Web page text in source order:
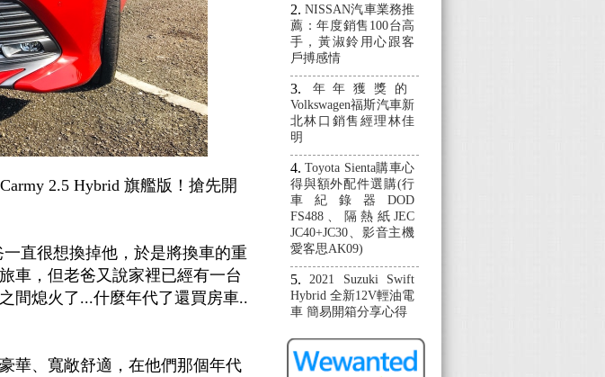
2.5 Hybrid 旗艦版！搶先開
直很想換掉他，於是將換車的重
車，但老爸又說家裡已經有一台
間熄火了...什麼年代了還買房車..
華、寬敞舒適，在他們那個年代
NISSAN汽車業務推
薦：年度銷售100台高
手，黃淑鈴用心跟客
戶搏感情
年年獲獎的
Volkswagen福斯汽車新
北林口銷售經理林佳
明
Toyota Sienta購車心
得與額外配件選購(行
車紀錄器DOD
FS488、隔熱紙JEC
JC40+JC30、影音主機
愛客思AK09)
2021 Suzuki Swift
Hybrid 全新12V輕油電
車 簡易開箱分享心得